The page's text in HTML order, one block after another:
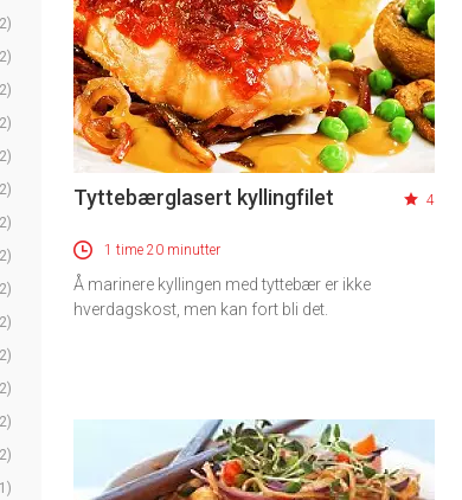
Tyttebærglasert kyllingfilet 4
1 time 20 minutter
Å marinere kyllingen med tyttebær er ikke
hverdagskost, men kan fort bli det.